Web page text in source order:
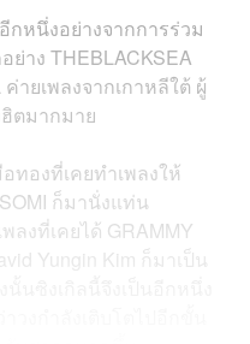
หนึ่งอย่างจากการร่วม
าง THEBLACKSEA
ายเพลงจากเกาหลีใต้ ผู้
ฮิตมากมาย
ทองที่เคยทำเพลงให้
ก็มานั่งแท่น
ลงที่เคยได้ GRAMMY
Yungin Kim ก็มาเป็น